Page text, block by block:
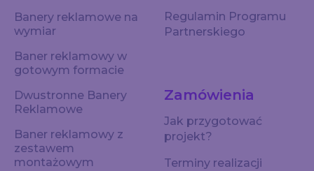
Banery reklamowe na
wymiar
Baner reklamowy w
gotowym formacie
Dwustronne Banery
Reklamowe
Baner reklamowy z
zestawem
montażowym
Regulamin Programu
Partnerskiego
Zamówienia
Jak przygotować
projekt?
Terminy realizacji